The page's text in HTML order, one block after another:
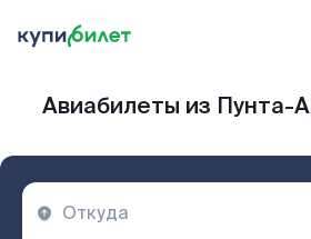
Авиабилеты из Пунта-